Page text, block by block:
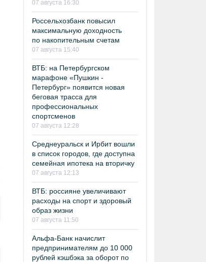
07 августа 16:30
Россельхозбанк повысил
максимальную доходность
по накопительным счетам
07 августа 15:40
ВТБ: на Петербургском
марафоне «Пушкин -
Петербург» появится новая
беговая трасса для
профессиональных
спортсменов
07 августа 12:28
Среднеуральск и Ирбит вошли
в список городов, где доступна
семейная ипотека на вторичку
07 августа 12:13
ВТБ: россияне увеличивают
расходы на спорт и здоровый
образ жизни
07 августа 11:50
Альфа-Банк начислит
предпринимателям до 10 000
рублей кэшбэка за оборот по